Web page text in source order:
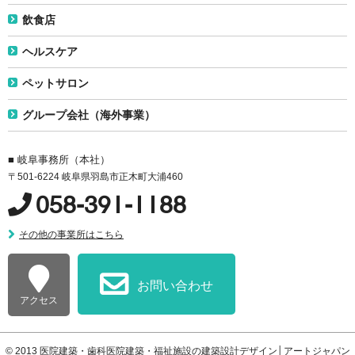
飲食店
ヘルスケア
ペットサロン
グループ会社（海外事業）
■ 岐阜事務所（本社）
〒501-6224 岐阜県羽島市正木町大浦460
058-391-1188
その他の事業所はこちら
アクセス
お問い合わせ
© 2013 医院建築・歯科医院建築・福祉施設の建築設計デザイン│アートジャパン